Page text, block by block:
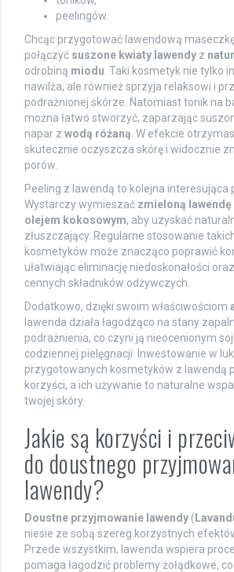
peelingów.
Chcąc przygotować lawendową
połączyć suszone kwiaty lawendy z
odrobiną miodu . Taki kosmetyk nie tylko
nawilża, ale również sprzyja relaksowi i
podrażnionej skórze. Natomiast tonik na
można łatwo stworzyć, zaparzając
napar z wodą różaną . W efekcie
skutecznie oczyszcza skórę i widocznie
porów.
Peeling z lawendą to kolejna interesująca
Wystarczy wymieszać zmieloną lawendę
olejem kokosowym, aby uzyskać
złuszczający. Regularne stosowanie
kosmetyków może znacząco poprawić
ułatwiając eliminację niedoskonałości
cennych składników odżywczych.
Dodatkowo, dzięki swoim właściwościom
lawenda działa łagodząco na stany
podrażnienia, co czyni ją nieocenionym
codziennej pielęgnacji. Inwestowanie w
przygotowanych kosmetyków z lawendą
korzyści, a ich używanie to naturalne
twojej skóry.
Jakie są korzyści i
do doustnego
lawendy?
Doustne przyjmowanie lawendy (
niesie ze sobą szereg korzystnych
Przede wszystkim, lawenda wspiera
pomaga łagodzić problemy żołądkowe,